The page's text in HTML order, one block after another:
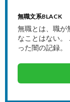
無職文系BLACK
無職とは、職が
なことはない。
った闇の記録。